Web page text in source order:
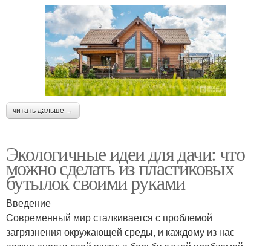
читать дальше →
Экологичные идеи для дачи: что
можно сделать из пластиковых
бутылок своими руками
Введение
Современный мир сталкивается с проблемой
загрязнения окружающей среды, и каждому из нас